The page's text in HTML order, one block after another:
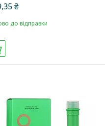
₴
до відправки